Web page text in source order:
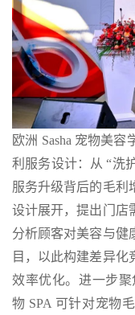
欧洲 Sasha 宠物美
利服务设计：从 “洗
服务升级背后的毛利
设计展开，提出门店
分析顾客对美容与健
目，以此构建差异化
效率优化。进一步
物 SPA 可针对宠物